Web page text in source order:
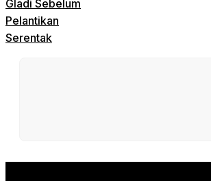
Gladi Sebelum
Pelantikan
Serentak